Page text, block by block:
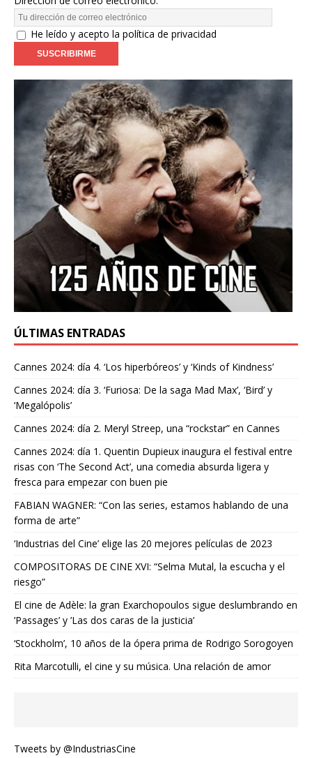
He leído y acepto la política de privacidad
ÚLTIMAS ENTRADAS
Cannes 2024: día 4. ‘Los hiperbóreos’ y ‘Kinds of Kindness’
Cannes 2024: día 3. ‘Furiosa: De la saga Mad Max’, ‘Bird’ y
‘Megalópolis’
Cannes 2024: día 2. Meryl Streep, una “rockstar” en Cannes
Cannes 2024: día 1. Quentin Dupieux inaugura el festival entre
risas con ‘The Second Act’, una comedia absurda ligera y
fresca para empezar con buen pie
FABIAN WAGNER: “Con las series, estamos hablando de una
forma de arte”
‘Industrias del Cine’ elige las 20 mejores películas de 2023
COMPOSITORAS DE CINE XVI: “Selma Mutal, la escucha y el
riesgo”
El cine de Adèle: la gran Exarchopoulos sigue deslumbrando en
’Passages’ y ’Las dos caras de la justicia’
‘Stockholm’, 10 años de la ópera prima de Rodrigo Sorogoyen
Rita Marcotulli, el cine y su música. Una relación de amor
Tweets by @IndustriasCine